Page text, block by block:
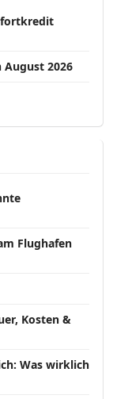
August 2026
Flughafen
Kosten &
Was wirklich